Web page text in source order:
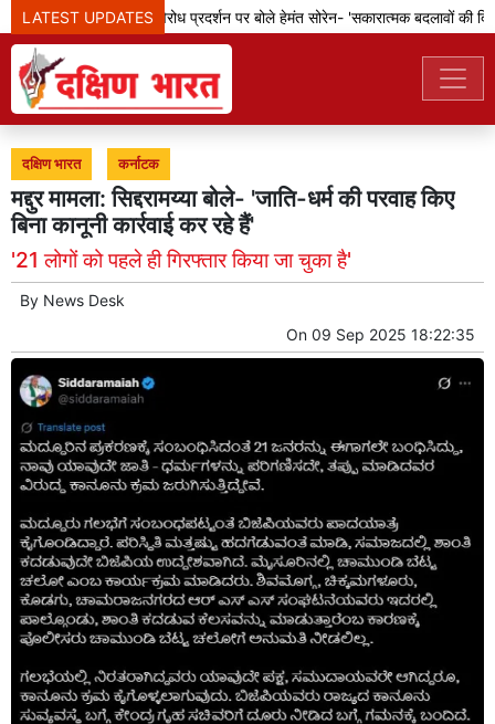
LATEST UPDATES
झारखंड: छात्रों के विरोध प्रदर्शन पर बोले हेमंत सोरेन- 'सकारात्मक बदलावों की
दक्षिण भारत कर्नाटक
मद्दुर मामला: सिद्दरामय्या बोले- 'जाति-धर्म की परवाह किए
बिना कानूनी कार्रवाई कर रहे हैं'
'21 लोगों को पहले ही गिरफ्तार किया जा चुका है'
By News Desk
On 09 Sep 2025 18:22:35